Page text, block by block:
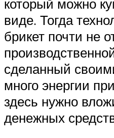
который можно
виде. Тогда
брикет почти не
сделанный
много энергии
здесь нужно
денежных